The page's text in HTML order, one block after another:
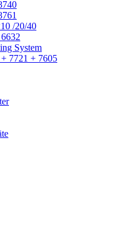
/20/40
System
7721 + 7605